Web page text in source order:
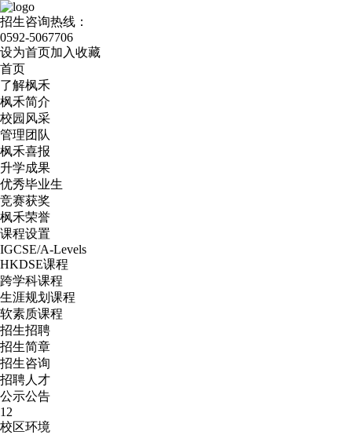
招生咨询热线：
0592-5067706
设为首页加入收藏
首页
了解枫禾
枫禾简介
校园风采
管理团队
枫禾喜报
升学成果
优秀毕业生
竞赛获奖
枫禾荣誉
课程设置
IGCSE/A-Levels
HKDSE课程
跨学科课程
生涯规划课程
软素质课程
招生招聘
招生简章
招生咨询
招聘人才
公示公告
12
校区环境